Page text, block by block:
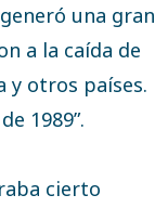
una gran
a la caída de
y otros países.
1989”.
cierto